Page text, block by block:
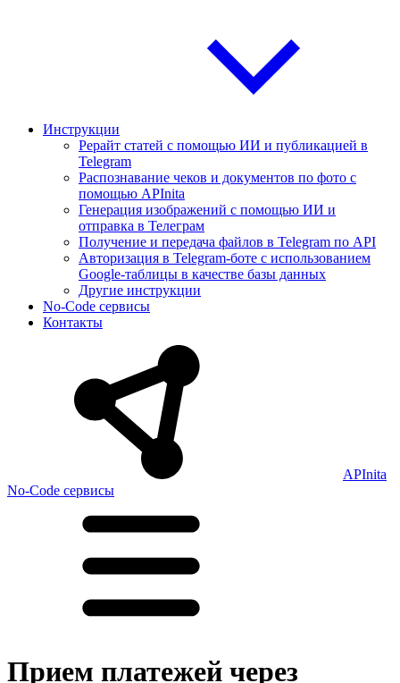
Инструкции
Рерайт статей с помощью ИИ и публикацией в
Telegram
Распознавание чеков и документов по фото с
помощью APInita
Генерация изображений с помощью ИИ и
отправка в Телеграм
Получение и передача файлов в Telegram по API
Авторизация в Telegram-боте с использованием
Google-таблицы в качестве базы данных
Другие инструкции
No-Code сервисы
Контакты
APInita
No-Code сервисы
Прием платежей через